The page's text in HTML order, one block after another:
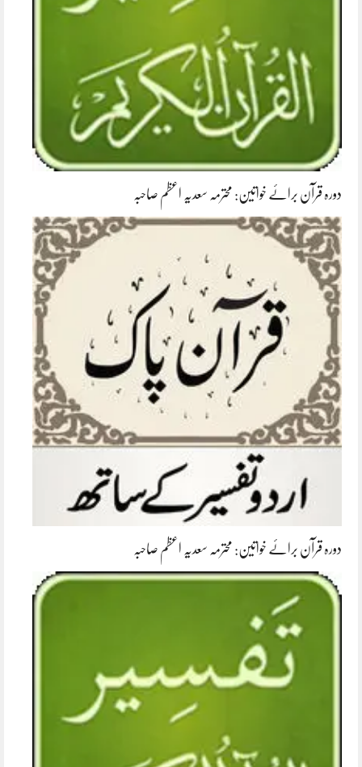
دورہ قرآن برائے خواتین: محترمہ سعدیہ اعظم صاحبہ
دورہ قرآن برائے خواتین: محترمہ سعدیہ اعظم صاحبہ